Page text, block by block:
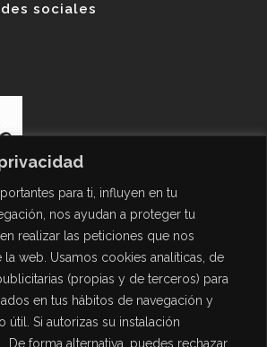
para ti, influyen en tu
nos ayudan a proteger tu
realizar las peticiones que nos
la web. Usamos cookies analíticas, de
(propias y de terceros) para
en tus hábitos de navegación y
útil. Si autorizas su instalación
De forma alternativa, puedes rechazar
sociales
DATOS